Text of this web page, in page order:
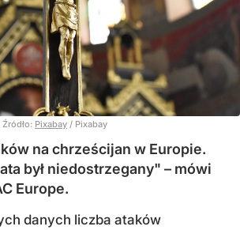
Źródło: Pixabay / Pixabay
na chrześcijan w Europie.
był niedostrzegany" – mówi
Europe.
danych liczba ataków